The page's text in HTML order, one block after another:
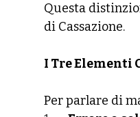
Questa
di Cassazione.
I Tre Elementi
Per parlare di